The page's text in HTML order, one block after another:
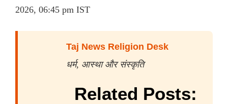
2026, 06:45 pm IST
Taj News Religion Desk
धर्म, आस्था और संस्कृति
Related Posts: